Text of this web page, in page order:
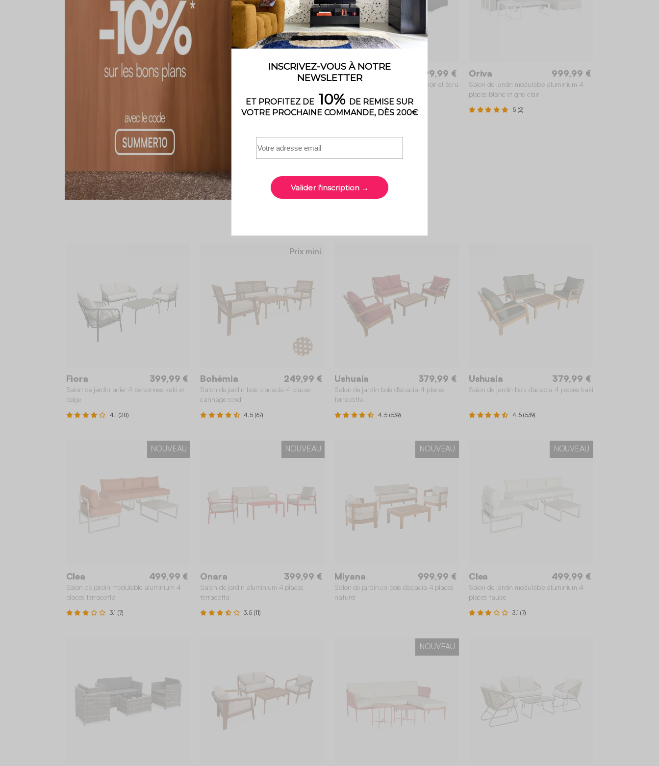
Torino 299,99 €
Salon de jardin résine 4 places noir et écru
3.7 (145)
Oriva 999,99 €
Salon de jardin modulable aluminium 4
places blanc et gris clair
5 (2)
Fiora 399,99 €
Salon de jardin acier 4 personnes kaki et
beige
4.1 (28)
Prix mini
Bohémia 249,99 €
Salon de jardin bois d'acacia 4 places
cannage rond
4.5 (67)
Ushuaia 379,99 €
Salon de jardin bois d'acacia 4 places
terracotta
4.5 (539)
Ushuaia 379,99 €
Salon de jardin bois d'acacia 4 places kaki
4.5 (539)
NOUVEAU
Clea 499,99 €
Salon de jardin modulable aluminium 4
places terracotta
3.1 (7)
NOUVEAU
Onara 399,99 €
Salon de jardin aluminium 4 places
terracotta
3.5 (11)
NOUVEAU
Miyana 999,99 €
Salon de jardin en bois d'acacia 4 places
naturel
NOUVEAU
Clea 499,99 €
Salon de jardin modulable aluminium 4
places taupe
3.1 (7)
NOUVEAU